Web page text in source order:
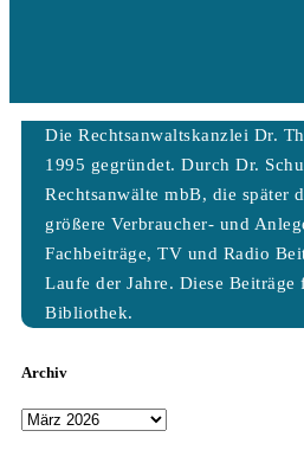
Die Rechtsanwaltskanzlei Dr.
1995 gegründet. Durch Dr.
Rechtsanwälte mbB, die später
größere Verbraucher- und
Fachbeiträge, TV und Radio
Laufe der Jahre. Diese Beiträge
Bibliothek.
Archiv
Archiv